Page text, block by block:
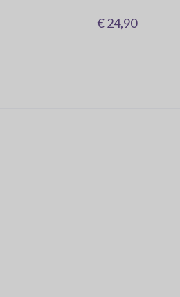
€ 24,90